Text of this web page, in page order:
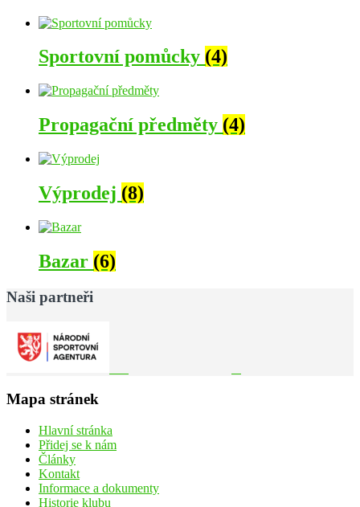
Sportovní pomůcky (4)
Propagační předměty (4)
Výprodej (8)
Bazar (6)
Naši partneři
Mapa stránek
Hlavní stránka
Přidej se k nám
Články
Kontakt
Informace a dokumenty
Historie klubu